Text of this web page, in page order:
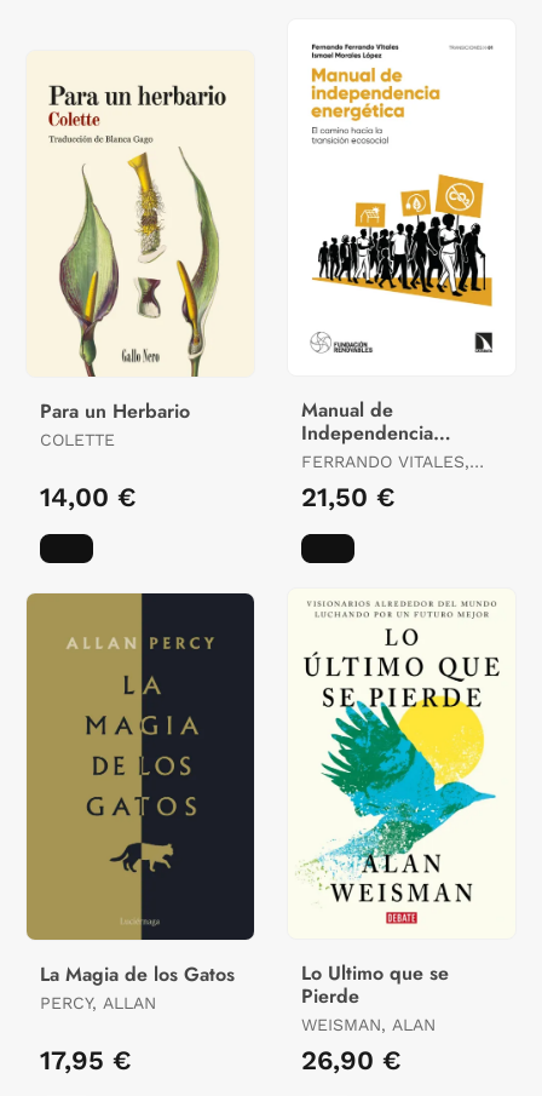
Para un Herbario
COLETTE
14,00 €
Manual de
Independencia
Energética
FERRANDO VITALES,
LÓPEZ, ISMAEL
21,50 €
La Magia de los Gatos
PERCY, ALLAN
17,95 €
Lo Ultimo que se
Pierde
WEISMAN, ALAN
26,90 €